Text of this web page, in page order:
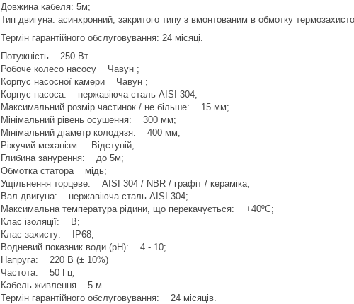
Довжина кабеля: 5м;
Тип двигуна: асинхронний, закритого типу з вмонтованим в обмотку
Термін гарантійного обслуговування: 24 місяці.
Потужність 250 Вт
Робоче колесо насосу Чавун ;
Корпус насосної камери Чавун ;
Корпус насоса: нержавіюча сталь AISI 304;
Максимальний розмір частинок / не більше: 15 мм;
Мінімальний рівень осушення: 300 мм;
Мінімальний діаметр колодязя: 400 мм;
Ріжучий механізм: Відстуній;
Глибина занурення: до 5м;
Обмотка статора мідь;
Ущільнення торцеве: AISI 304 / NBR / графіт / кераміка;
Вал двигуна: нержавіюча сталь AISI 304;
Максимальна температура рідини, що перекачується: +40ºС;
Клас ізоляції: В;
Клас захисту: IP68;
Водневий показник води (рН): 4 - 10;
Напруга: 220 В (± 10%)
Частота: 50 Гц;
Кабель живлення 5 м
Термін гарантійного обслуговування: 24 місяців.